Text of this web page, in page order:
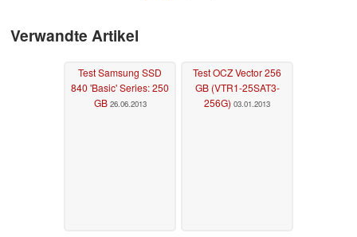
Verwandte Artikel
Test Samsung SSD
840 'Basic' Series: 250
GB 26.06.2013
Test OCZ Vector 256
GB (VTR1-25SAT3-
256G) 03.01.2013